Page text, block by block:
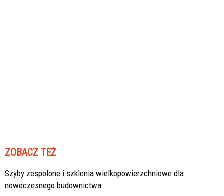
ZOBACZ TEŻ
Szyby zespolone i szklenia wielkopowierzchniowe dla
nowoczesnego budownictwa